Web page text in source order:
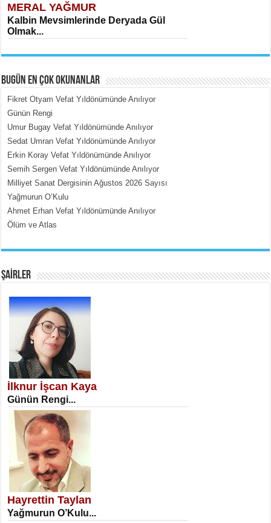
MERAL YAĞMUR
Kalbin Mevsimlerinde Deryada Gül
Olmak...
MEHMET ÇOBAN
İçerdeki Put Dışardaki Maskeler...
SATILMIŞ ÜMİT ÇETİNKAYA
Erkenlik...
NECLA DİLEK ARSLAN
Öğretmenler Günü Mahkemesi...
BUGÜN EN ÇOK OKUNANLAR
Fikret Otyam Vefat Yıldönümünde Anılıyor
Günün Rengi
Umur Bugay Vefat Yıldönümünde Anılıyor
Sedat Umran Vefat Yıldönümünde Anılıyor
Erkin Koray Vefat Yıldönümünde Anılıyor
Semih Sergen Vefat Yıldönümünde Anılıyor
Milliyet Sanat Dergisinin Ağustos 2026 Sayısı
Yağmurun O’Kulu
Ahmet Erhan Vefat Yıldönümünde Anılıyor
Ölüm ve Atlas
ŞAİRLER
İlknur İşcan Kaya
Günün Rengi...
Hayrettin Taylan
Yağmurun O’Kulu...